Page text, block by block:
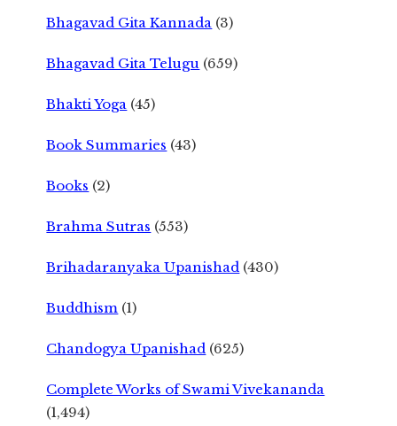
Bhagavad Gita Kannada (3)
Bhagavad Gita Telugu (659)
Bhakti Yoga (45)
Book Summaries (43)
Books (2)
Brahma Sutras (553)
Brihadaranyaka Upanishad (430)
Buddhism (1)
Chandogya Upanishad (625)
Complete Works of Swami Vivekananda
(1,494)